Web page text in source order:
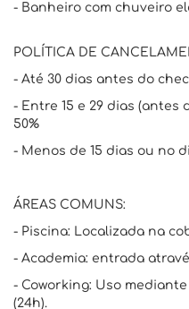
- Banheiro com chuveiro
POLÍTICA DE
- Até 30 dias antes do
- Entre 15 e 29 dias (antes
50%
- Menos de 15 dias ou no
ÁREAS COMUNS:
- Piscina: Localizada na
- Academia: entrada
- Coworking: Uso
(24h).